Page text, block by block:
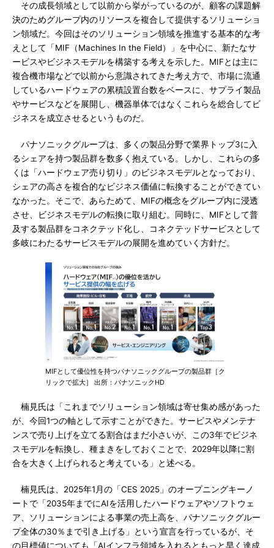
その成長領域として以前から挙がっているのが、顧客の課題解
決のためグループ内のリソースを複合して提供するソリューショ
ン領域だ。今回はそのソリューション領域を推進する基本的な考
えとして「MIF（Machines In the Field）」を中心に、新たなサ
ービスやビジネスモデルを構築する考えを示した。MIFとは主に
複合機市場などで以前から意識されてきた考え方で、市場に流通
しているハードウェアの累積設置台数をベースに、サプライ製品
やサービスなどを展開し、機器単体ではなくこれらを総合してビ
ジネスを成立させるというものだ。
パナソニックグループは、多くの製品分野で業界トップ3に入
るシェアを持つ製品群を数多く抱えている。しかし、これらの多
くは「ハードウェア売り切り」のビジネスモデルとなっており、
シェアの高さを複合的なビジネス価値に転換することができてい
なかった。そこで、あらためて、MIFの概念をグループ内に浸透
させ、ビジネスモデルの転換に取り組む。同時に、MIFとして普
及する製品群をコネクテッド化し、コネクテッドサービスとして
多岐にわたるサービスモデルの展開を進めていく方針だ。
MIFとして優位性を持つパナソニックグループの製品群［ク
リックで拡大］ 出所：パナソニックHD
楠見氏は「これまでソリューション領域は寄せ集め感があった
が、今回1つの軸として示すことができた。サービスやメンテナ
ンスで売り上げを立てる割合はまだ小さいが、この3年でビジネ
スモデルを転換し、種まきをしておくことで、2029年以降に割
合を大きく上げられると考えている」と述べる。
楠見氏は、2025年1月の「CES 2025」のオープニングキーノ
ートで「2035年までにAIを活用したハードウェアやソフトウェ
ア、ソリューションによる事業の売上高を、パナソニックグルー
プ全体の30％まで引き上げる」という宣言を行っているが、そ
の目標値についても「AIインフラ領域を入れるともっと早く達成